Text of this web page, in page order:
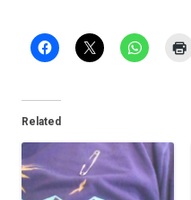
Related